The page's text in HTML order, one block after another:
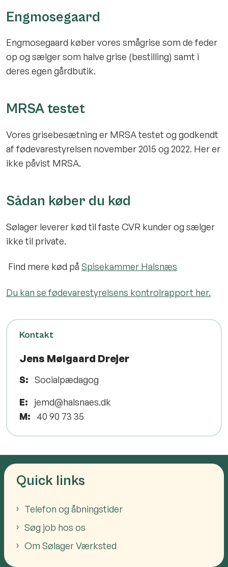
Engmosegaard
Engmosegaard køber vores smågrise som de feder
op og sælger som halve grise (bestilling) samt i
deres egen gårdbutik.
MRSA testet
Vores grisebesætning er MRSA testet og godkendt
af fødevarestyrelsen november 2015 og 2022. Her er
ikke påvist MRSA.
Sådan køber du kød
Sølager leverer kød til faste CVR kunder og sælger
ikke til private.
Find mere kød på Spisekammer Halsnæs
Du kan se fødevarestyrelsens kontrolrapport her.
Kontakt
Jens Mølgaard Drejer
S: Socialpædagog
E:
jemd@halsnaes.dk
M:
40 90 73 35
Quick links
Telefon og åbningstider
Søg job hos os
Om Sølager Værksted